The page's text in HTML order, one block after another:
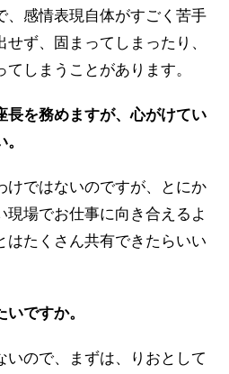
、感情表現自体がすごく苦手
ず、固まってしまったり、
しまうことがあります。
を務めますが、心がけてい
けではないのですが、とにか
現場でお仕事に向き合えるよ
はたくさん共有できたらいい
ですか。
いので、まずは、りおとして